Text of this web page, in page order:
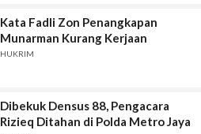
Kata Fadli Zon Penangkapan
Munarman Kurang Kerjaan
HUKRIM
Dibekuk Densus 88, Pengacara
Rizieq Ditahan di Polda Metro Jaya